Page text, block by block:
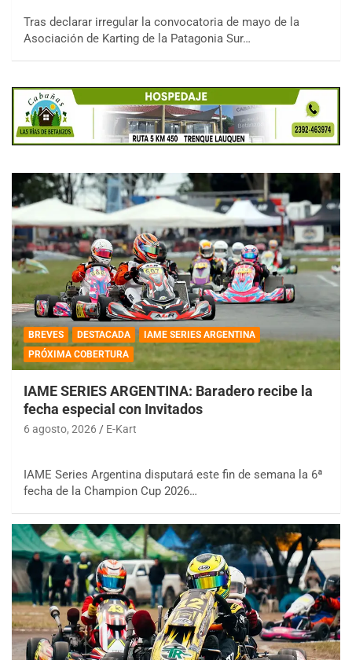
Tras declarar irregular la convocatoria de mayo de la
Asociación de Karting de la Patagonia Sur…
BREVES DESTACADA
IAME SERIES ARGENTINA
PRÓXIMA COBERTURA
IAME SERIES ARGENTINA: Baradero recibe la
fecha especial con Invitados
6 agosto, 2026 E-Kart
IAME Series Argentina disputará este fin de semana la 6ª
fecha de la Champion Cup 2026…